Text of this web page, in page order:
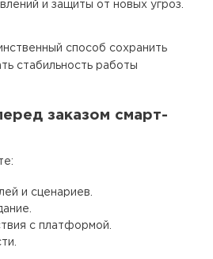
и защиты от новых угроз.
способ сохранить
стабильность работы
заказом смарт-
и сценариев.
с платформой.